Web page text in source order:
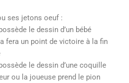
ses jetons oeuf :
le dessin d’un bébé
fera un point de victoire à la fin
le dessin d’une coquille
ou la joueuse prend le pion